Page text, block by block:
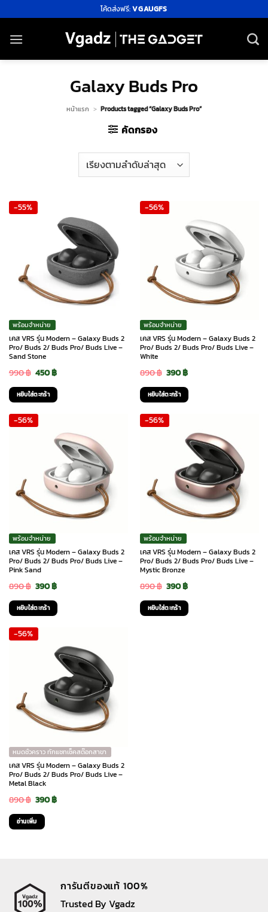
ไป
ยัง
โค้ดส่งฟรี:VGAUGFS
Galaxy Buds Pro
หน้าแรก > Products tagged “Galaxy Buds Pro”
คัดกรอง
-55%
พร้อมจำหน่าย
เคส VRS รุ่น Modern – Galaxy Buds 2
Pro/ Buds 2/ Buds Pro/ Buds Live –
Sand Stone
990฿ Original
price
was:
990 ฿.
450฿Current
price
หยิบใส่ตะกร้า
-56%
พร้อมจำหน่าย
เคส VRS รุ่น Modern – Galaxy Buds 2
Pro/ Buds 2/ Buds Pro/ Buds Live –
White
890฿ Original
price
was:
890 ฿.
390฿Current
price
หยิบใส่ตะกร้า
-56%
พร้อมจำหน่าย
เคส VRS รุ่น Modern – Galaxy Buds 2
Pro/ Buds 2/ Buds Pro/ Buds Live –
Pink Sand
890฿ Original
price
was:
890 ฿.
390฿Current
price
หยิบใส่ตะกร้า
-56%
พร้อมจำหน่าย
เคส VRS รุ่น Modern – Galaxy Buds 2
Pro/ Buds 2/ Buds Pro/ Buds Live –
Mystic Bronze
890฿ Original
price
was:
390฿Current
price
หยิบใส่ตะกร้า
-56%
หมดชั่วคราว ทักแชทเช็คสต๊อกสาขา
เคส VRS รุ่น Modern – Galaxy Buds 2
Pro/ Buds 2/ Buds Pro/ Buds Live –
Metal Black
890฿ Original
price
was:
390฿Current
อ่านเพิ่ม
การันตีของแท้ 100%
Trusted By Vgadz